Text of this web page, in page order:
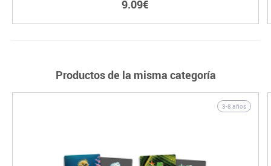
9.09€
Productos de la misma categoría
3-8 años